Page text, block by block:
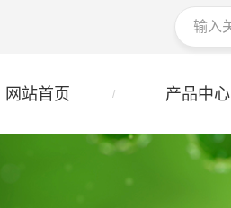
网站首页 产品中心